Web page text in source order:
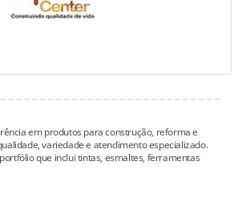
em produtos para construção, reforma e
variedade e atendimento especializado.
que inclui tintas, esmaltes, ferramentas